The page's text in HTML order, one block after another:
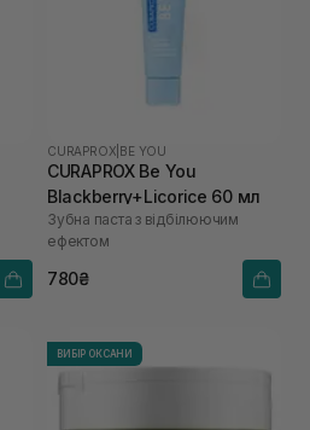
CURAPROX BE YOU
CURAPROX Be You
Blackberry+Licorice 60 мл
Зубна паста з відбілюючим
ефектом
780₴
ВИБІР ОКСАНИ